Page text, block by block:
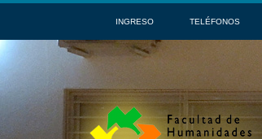
INGRESO TELÉFONOS